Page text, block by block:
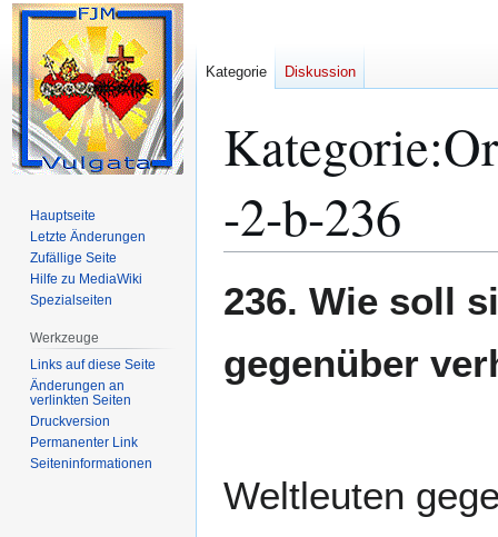
Kategorie:
-2-b-236
Navigation
Suche
236. Wie soll
gegenüber
Weltleuten
Kategorie Diskussion
Hauptseite
Letzte Änderungen
Zufällige Seite
Hilfe zu MediaWiki
Spezialseiten
Werkzeuge
Links auf diese Seite
Änderungen an
verlinkten Seiten
Druckversion
Permanenter Link
Seiten­­informationen